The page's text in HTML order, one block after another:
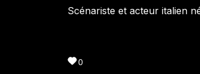
Scénariste et acteur italien
0